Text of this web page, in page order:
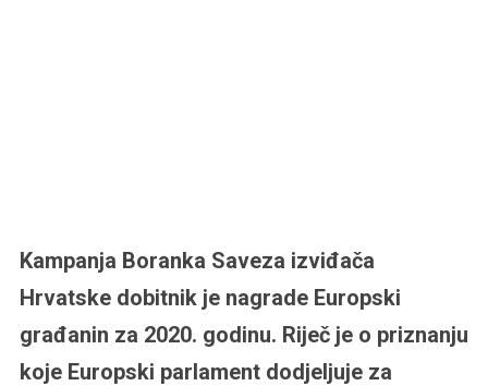
Kampanja Boranka Saveza izviđača
Hrvatske dobitnik je nagrade Europski
građanin za 2020. godinu. Riječ je o priznanju
koje Europski parlament dodjeljuje za